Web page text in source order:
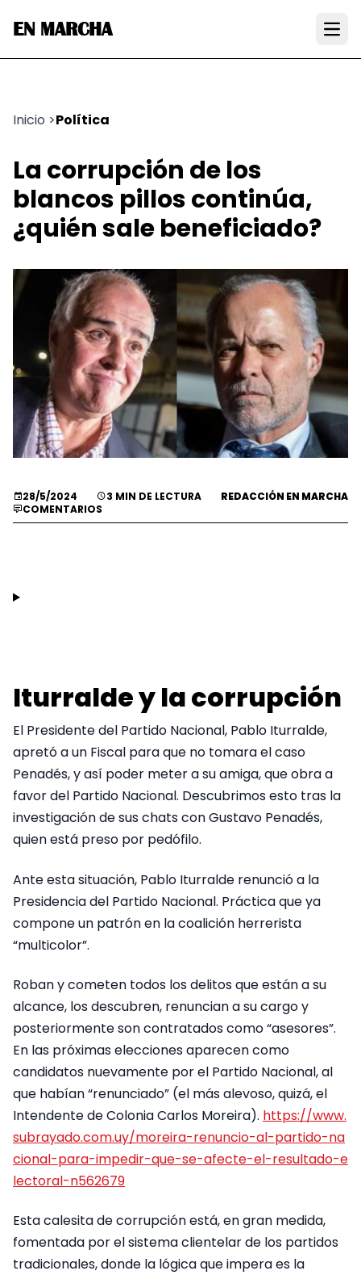
EN MARCHA
Inicio >Política
La corrupción de los
blancos pillos continúa,
¿quién sale beneficiado?
28/5/2024 3 MIN DE LECTURA
REDACCIÓN EN MARCHA
COMENTARIOS
Iturralde y la corrupción
El Presidente del Partido Nacional, Pablo Iturralde,
apretó a un Fiscal para que no tomara el caso
Penadés, y así poder meter a su amiga, que obra a
favor del Partido Nacional. Descubrimos esto tras la
investigación de sus chats con Gustavo Penadés,
quien está preso por pedófilo.
Ante esta situación, Pablo Iturralde renunció a la
Presidencia del Partido Nacional. Práctica que ya
compone un patrón en la coalición herrerista
“multicolor”.
Roban y cometen todos los delitos que están a su
alcance, los descubren, renuncian a su cargo y
posteriormente son contratados como “asesores”.
En las próximas elecciones aparecen como
candidatos nuevamente por el Partido Nacional, al
que habían “renunciado” (el más alevoso, quizá, el
Intendente de Colonia Carlos Moreira). https://www.
subrayado.com.uy/moreira-renuncio-al-partido-na
cional-para-impedir-que-se-afecte-el-resultado-e
lectoral-n562679
Esta calesita de corrupción está, en gran medida,
fomentada por el sistema clientelar de los partidos
tradicionales, donde la lógica que impera es la